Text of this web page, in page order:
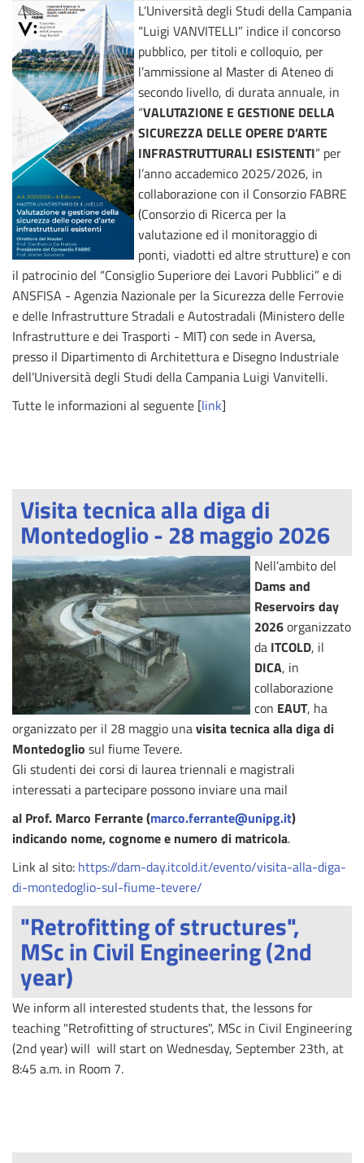
L’Università degli Studi della Campania
“Luigi VANVITELLI” indice il concorso
pubblico, per titoli e colloquio, per
l’ammissione al Master di Ateneo di
secondo livello, di durata annuale, in
“VALUTAZIONE E GESTIONE DELLA
SICUREZZA DELLE OPERE D’ARTE
INFRASTRUTTURALI ESISTENTI” per
l’anno accademico 2025/2026, in
collaborazione con il Consorzio FABRE
(Consorzio di Ricerca per la
valutazione ed il monitoraggio di
ponti, viadotti ed altre strutture) e con
il patrocinio del “Consiglio Superiore dei Lavori Pubblici” e di
ANSFISA - Agenzia Nazionale per la Sicurezza delle Ferrovie
e delle Infrastrutture Stradali e Autostradali (Ministero delle
Infrastrutture e dei Trasporti - MIT) con sede in Aversa,
presso il Dipartimento di Architettura e Disegno Industriale
dell’Università degli Studi della Campania Luigi Vanvitelli.
Tutte le informazioni al seguente [link]
Visita tecnica alla diga di
Montedoglio - 28 maggio 2026
Nell’ambito del
Dams and
Reservoirs day
2026organizzato
da ITCOLD, il
DICA, in
collaborazione
con EAUT, ha
organizzato per il 28 maggio unavisita tecnica alla diga di
Montedoglio sul fiume Tevere.
Gli studenti dei corsi di laurea triennali e magistrali
interessati a partecipare possono inviare una mail
al Prof. Marco Ferrante (marco.ferrante@unipg.it)
indicando nome, cognome e numero di matricola.
Link al sito: https://dam-day.itcold.it/evento/visita-alla-diga-
di-montedoglio-sul-fiume-tevere/
"Retrofitting of structures",
MSc in Civil Engineering (2nd
year)
We inform all interested students that, the lessons for
teaching "Retrofitting of structures", MSc in Civil Engineering
(2nd year)will will start on Wednesday, September 23th, at
8:45 a.m. in Room 7.